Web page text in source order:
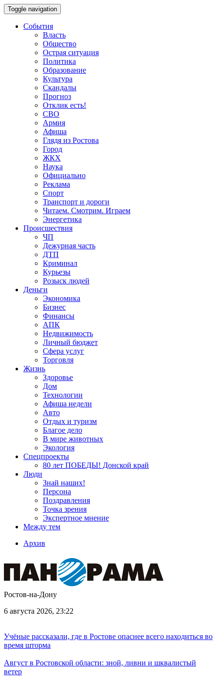
Toggle navigation
События
Власть
Общество
Острая ситуация
Политика
Образование
Культура
Скандалы
Прогноз
Отклик есть!
СВО
Армия
Афиша
Глядя из Ростова
Город
ЖКХ
Наука
Официально
Реклама
Спорт
Транспорт и дороги
Читаем. Смотрим. Играем
Энергетика
Происшествия
ЧП
Дежурная часть
ДТП
Криминал
Курьезы
Розыск людей
Деньги
Экономика
Бизнес
Финансы
АПК
Недвижимость
Личный бюджет
Сфера услуг
Торговля
Жизнь
Здоровье
Дом
Технологии
Афиша недели
Авто
Отдых и туризм
Благое дело
В мире животных
Экология
Спецпроекты
80 лет ПОБЕДЫ! Донской край
Люди
Знай наших!
Персона
Поздравления
Точка зрения
Экспертное мнение
Между тем
Архив
Ростов-на-Дону
6 августа 2026, 23:22
Учёные рассказали, где в Ростове опаснее всего находиться во
время шторма
Август в Ростовской области: зной, ливни и шквалистый
ветер